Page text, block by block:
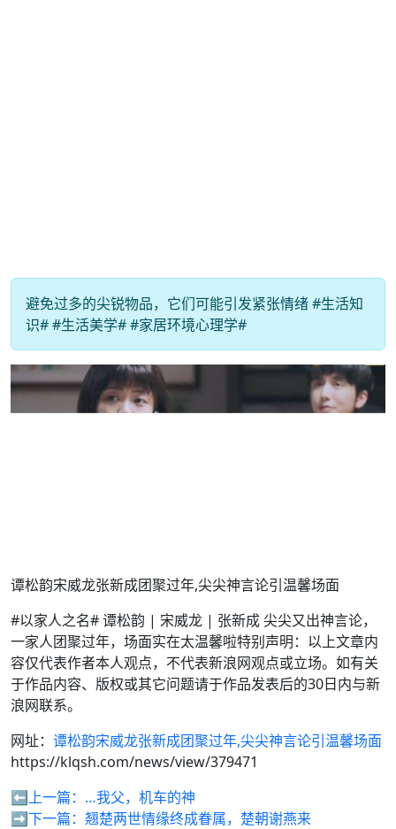
避免过多的尖锐物品，它们可能引发紧张情绪 #生活知
识# #生活美学# #家居环境心理学#
谭松韵宋威龙张新成团聚过年,尖尖神言论引温馨场面
#以家人之名# 谭松韵 | 宋威龙 | 张新成 尖尖又出神言论，
一家人团聚过年，场面实在太温馨啦特别声明：以上文章内
容仅代表作者本人观点，不代表新浪网观点或立场。如有关
于作品内容、版权或其它问题请于作品发表后的30日内与新
浪网联系。
网址： 谭松韵宋威龙张新成团聚过年,尖尖神言论引温馨场面
https://klqsh.com/news/view/379471
⬅️上一篇： …我父，机车的神
➡️下一篇： 翘楚两世情缘终成眷属，楚朝谢燕来